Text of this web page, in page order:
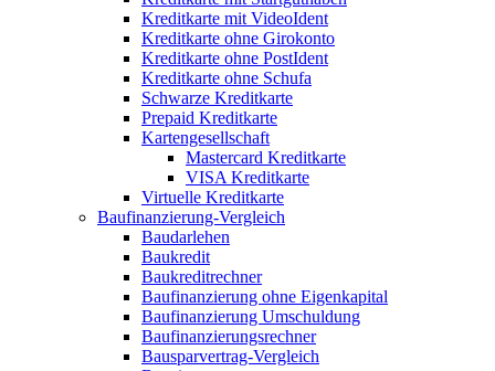
Kreditkarte mit VideoIdent
Kreditkarte ohne Girokonto
Kreditkarte ohne PostIdent
Kreditkarte ohne Schufa
Schwarze Kreditkarte
Prepaid Kreditkarte
Kartengesellschaft
Mastercard Kreditkarte
VISA Kreditkarte
Virtuelle Kreditkarte
Baufinanzierung-Vergleich
Baudarlehen
Baukredit
Baukreditrechner
Baufinanzierung ohne Eigenkapital
Baufinanzierung Umschuldung
Baufinanzierungsrechner
Bausparvertrag-Vergleich